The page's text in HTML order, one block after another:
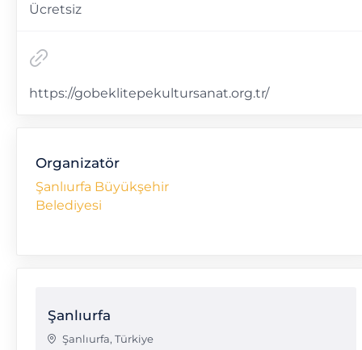
Ücretsiz
https://gobeklitepekultursanat.org.tr/
Organizatör
Şanlıurfa Büyükşehir
Belediyesi
Şanlıurfa
Şanlıurfa, Türkiye